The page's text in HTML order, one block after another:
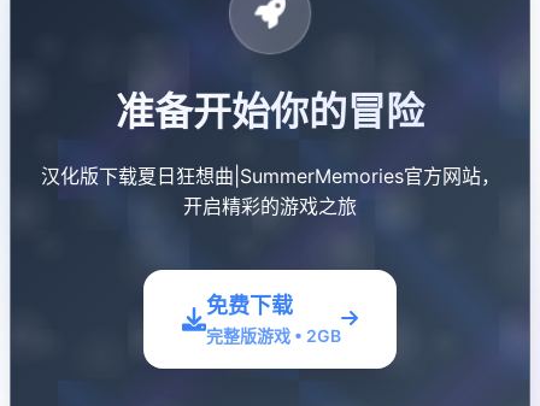
准备开始你的冒险
汉化版下载夏日狂想曲|SummerMemories官方网站，
开启精彩的游戏之旅
免费下载
完整版游戏 • 2GB